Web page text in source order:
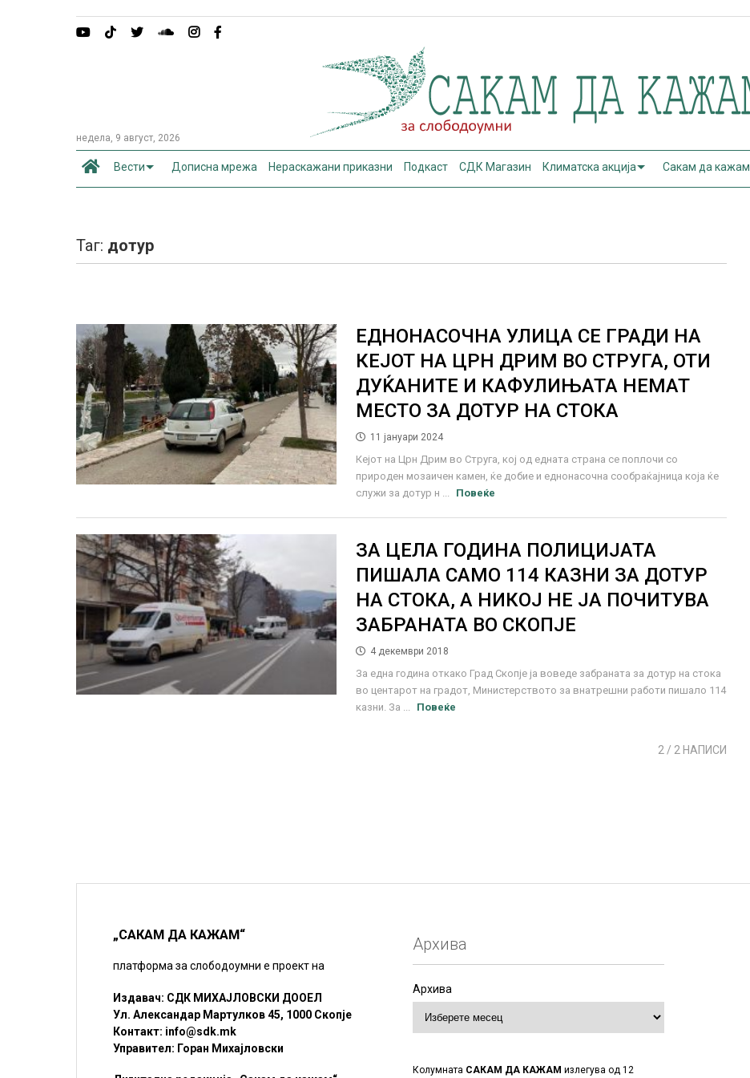
недела, 9 август, 2026
Вести Дописна мрежа Нераскажани приказни Подкаст СДК Магазин Климатска акција Сакам да кажам
Таг: дотур
ЕДНОНАСОЧНА УЛИЦА СЕ ГРАДИ НА
КЕЈОТ НА ЦРН ДРИМ ВО СТРУГА, ОТИ
ДУЌАНИТЕ И КАФУЛИЊАТА НЕМАТ
МЕСТО ЗА ДОТУР НА СТОКА
11 јануари 2024
Кејот на Црн Дрим во Струга, кој од едната страна се поплочи со
природен мозаичен камен, ќе добие и еднонасочна сообраќајница која ќе
служи за дотур н ...
Повеќе
ЗА ЦЕЛА ГОДИНА ПОЛИЦИЈАТА
ПИШАЛА САМО 114 КАЗНИ ЗА ДОТУР
НА СТОКА, А НИКОЈ НЕ ЈА ПОЧИТУВА
ЗАБРАНАТА ВО СКОПЈЕ
4 декември 2018
За една година откако Град Скопје ја воведе забраната за дотур на стока
во центарот на градот, Министерството за внатрешни работи пишало 114
казни. За ...
Повеќе
2 / 2 НАПИСИ
„САКАМ ДА КАЖАМ“
платформа за слободоумни е проект на
Издавач: СДК МИХАЈЛОВСКИ ДООЕЛ
Ул. Александар Мартулков 45, 1000 Скопје
Контакт: info@sdk.mk
Управител: Горан Михајловски
Архива
Архива
Колумната САКАМ ДА КАЖАМ излегува од 12